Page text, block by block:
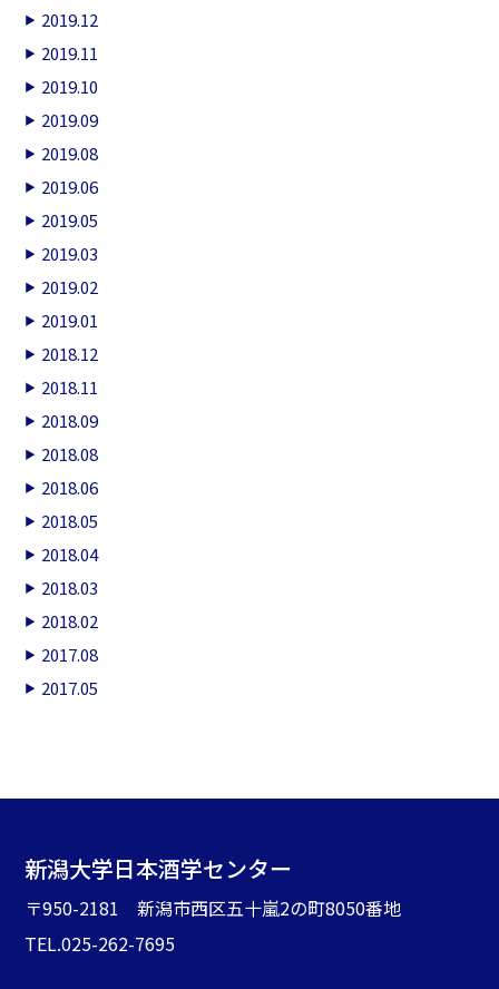
2019.12
2019.11
2019.10
2019.09
2019.08
2019.06
2019.05
2019.03
2019.02
2019.01
2018.12
2018.11
2018.09
2018.08
2018.06
2018.05
2018.04
2018.03
2018.02
2017.08
2017.05
新潟大学日本酒学センター
〒950-2181 新潟市西区五十嵐2の町8050番地
TEL.025-262-7695